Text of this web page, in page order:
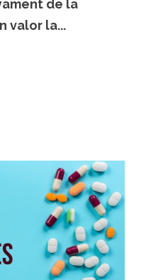
de la
valor la...